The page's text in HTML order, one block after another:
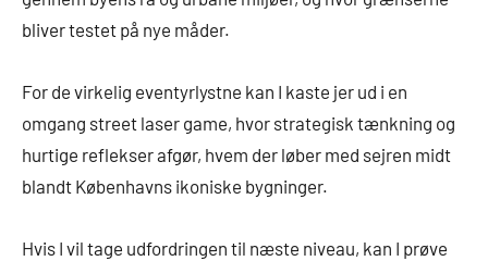
bliver testet på nye måder.
For de virkelig eventyrlystne kan I kaste jer ud i en
omgang street laser game, hvor strategisk tænkning og
hurtige reflekser afgør, hvem der løber med sejren midt
blandt Københavns ikoniske bygninger.
Hvis I vil tage udfordringen til næste niveau, kan I prøve